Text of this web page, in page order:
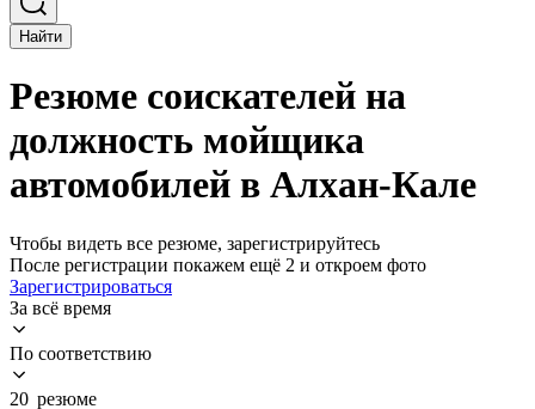
Найти
Резюме соискателей на
должность мойщика
автомобилей в Алхан-Кале
Чтобы видеть все резюме, зарегистрируйтесь
После регистрации покажем ещё 2 и откроем фото
Зарегистрироваться
За всё время
По соответствию
20 резюме